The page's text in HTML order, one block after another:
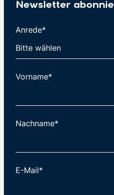
Newsletter
Anrede*
Vorname*
Nachname*
E-Mail*